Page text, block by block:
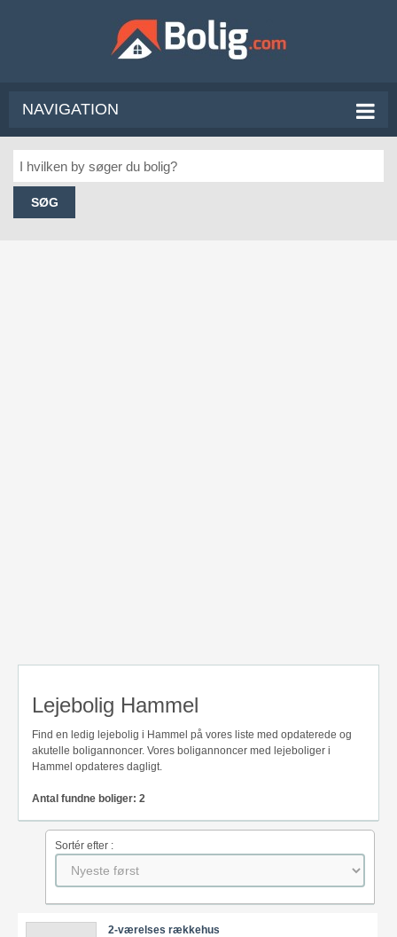
NAVIGATION
SØG
Lejebolig Hammel
Find en ledig lejebolig i Hammel på vores liste med opdaterede og
akutelle boligannoncer. Vores boligannoncer med lejeboliger i
Hammel opdateres dagligt.
Antal fundne boliger: 2
Sortér efter :
2-værelses rækkehus